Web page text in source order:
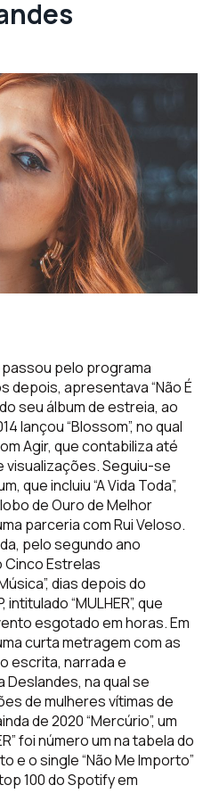
pelo programa
depois, apresentava “Não É
seu álbum de estreia, ao
lançou “Blossom”, no qual
Agir, que contabiliza até
visualizações. Seguiu-se
que incluiu “A Vida Toda”,
de Ouro de Melhor
parceria com Rui Veloso.
pelo segundo ano
Estrelas
dias depois do
“MULHER”, que
esgotado em horas. Em
curta metragem com as
escrita, narrada e
na qual se
de mulheres vítimas de
de 2020 “Mercúrio”, um
foi número um na tabela do
e o single “Não Me Importo”
100 do Spotify em